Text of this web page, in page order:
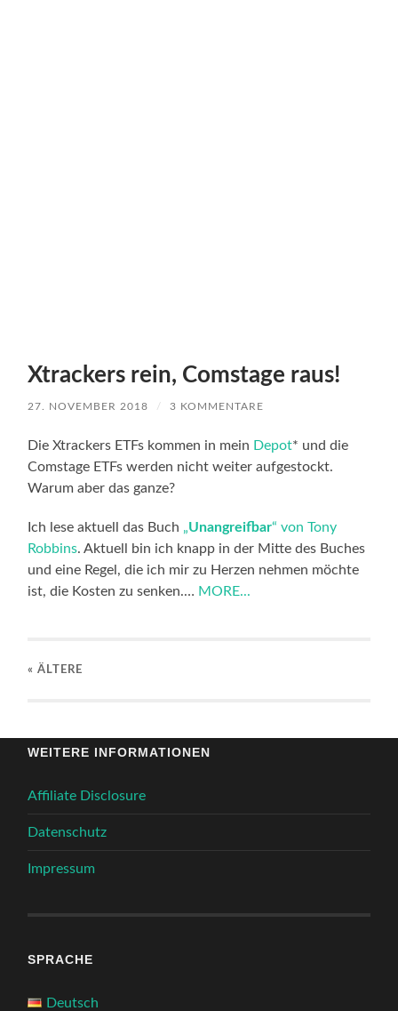
Xtrackers rein, Comstage raus!
27. NOVEMBER 2018 / 3 KOMMENTARE
Die Xtrackers ETFs kommen in mein Depot* und die
Comstage ETFs werden nicht weiter aufgestockt.
Warum aber das ganze?
Ich lese aktuell das Buch „Unangreifbar“ von Tony
Robbins. Aktuell bin ich knapp in der Mitte des Buches
und eine Regel, die ich mir zu Herzen nehmen möchte
ist, die Kosten zu senken.… MORE...
« ÄLTERE
WEITERE INFORMATIONEN
Affiliate Disclosure
Datenschutz
Impressum
SPRACHE
Deutsch